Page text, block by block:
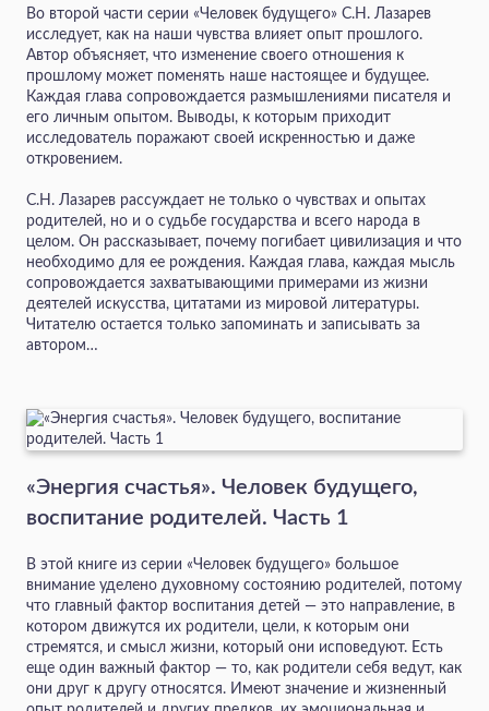
Во второй части серии «Человек будущего» С.Н. Лазарев
исследует, как на наши чувства влияет опыт прошлого.
Автор объясняет, что изменение своего отношения к
прошлому может поменять наше настоящее и будущее.
Каждая глава сопровождается размышлениями писателя и
его личным опытом. Выводы, к которым приходит
исследователь поражают своей искренностью и даже
откровением.
С.Н. Лазарев рассуждает не только о чувствах и опытах
родителей, но и о судьбе государства и всего народа в
целом. Он рассказывает, почему погибает цивилизация и что
необходимо для ее рождения. Каждая глава, каждая мысль
сопровождается захватывающими примерами из жизни
деятелей искусства, цитатами из мировой литературы.
Читателю остается только запоминать и записывать за
автором…
«Энергия счастья». Человек будущего,
воспитание родителей. Часть 1
В этой книге из серии «Человек будущего» большое
внимание уделено духовному состоянию родителей, потому
что главный фактор воспитания детей — это направление, в
котором движутся их родители, цели, к которым они
стремятся, и смысл жизни, который они исповедуют. Есть
еще один важный фактор — то, как родители себя ведут, как
они друг к другу относятся. Имеют значение и жизненный